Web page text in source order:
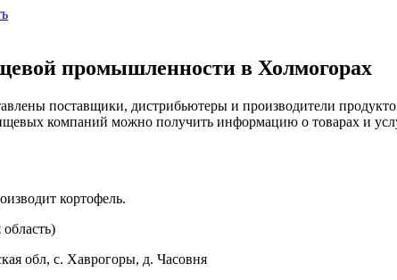
промышленности в Холмогорах
поставщики, дистрибьютеры и производители
компаний можно получить информацию о товарах и
кортофель.
обл, с. Хаврогоры, д. Часовня